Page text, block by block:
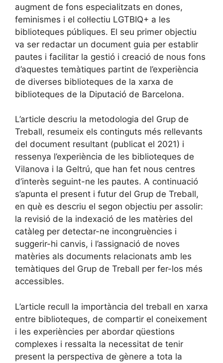
augment de fons especialitzats en dones,
feminismes i el col·lectiu LGTBIQ+ a les
biblioteques públiques. El seu primer objectiu
va ser redactar un document guia per establir
pautes i facilitar la gestió i creació de nous fons
d’aquestes temàtiques partint de l’experiència
de diverses biblioteques de la xarxa de
biblioteques de la Diputació de Barcelona.
L’article descriu la metodologia del Grup de
Treball, resumeix els continguts més rellevants
del document resultant (publicat el 2021) i
ressenya l’experiència de les biblioteques de
Vilanova i la Geltrú, que han fet nous centres
d’interès seguint-ne les pautes. A continuació
s’apunta el present i futur del Grup de Treball,
en què es descriu el segon objectiu per assolir:
la revisió de la indexació de les matèries del
catàleg per detectar-ne incongruències i
suggerir-hi canvis, i l’assignació de noves
matèries als documents relacionats amb les
temàtiques del Grup de Treball per fer-los més
accessibles.
L’article recull la importància del treball en xarxa
entre biblioteques, de compartir el coneixement
i les experiències per abordar qüestions
complexes i ressalta la necessitat de tenir
present la perspectiva de gènere a tota la